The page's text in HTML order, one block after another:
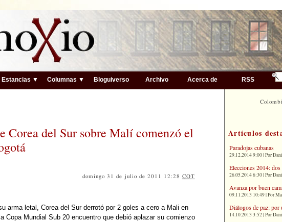
Estancias ▼ Columnas ▼ Bloguiverso Archivo Acerca de RSS
Corea del Sur sobre Malí comenzó el
domingo 31 de julio de 2011 12:28COT
arma letal, Corea del Sur derrotó por 2 goles a cero a Mali en
Copa Mundial Sub 20 encuentro que debió aplazar su comienzo
Artículos
Paradojas cubanas
29.12.2014 9:00 | Por
Elecciones 2014:
26.05.2014 6:30 | Por
Avanza por buen
09.11.2013 10:49 | Por
Diálogos de paz: por
14.10.2013 3:52 | Por